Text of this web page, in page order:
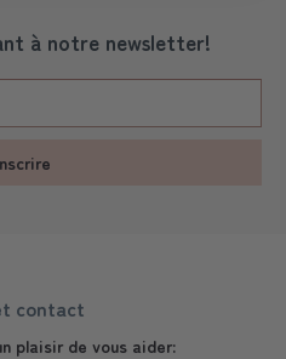
à notre newsletter!
contact
plaisir de vous aider: